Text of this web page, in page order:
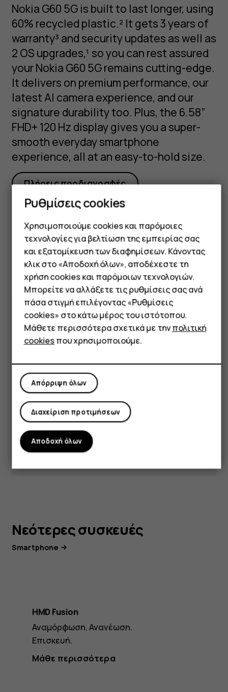
Smartphone
Τηλέφωνα απλής χρήσης
Tablet
Nokia G60 5G is built to last longer, using
60% recycled plastic.² It gets 3 years of
warranty³ and security updates as well as
2 OS upgrades,¹ so you can rest assured
your Nokia G60 5G remains cutting-edge.
It delivers on premium performance, our
latest AI camera experience, and our
signature durability too. Plus, the 6.58”
FHD+ 120 Hz display gives you a super-
smooth everyday smartphone
experience, all at an easy-to-hold size.
Πλήρεις προδιαγραφές
Got questions?
Επισκεφθείτε το κέντρο
υποστήριξής μας για
απαντήσεις και
υποστήριξη.
Λήψη υποστήριξης
Νεότερες συσκευές
Smartphone
HMD Fusion
Αναμόρφωση. Ανανέωση.
Επισκευή.
Μάθε περισσότερα
Ρυθμίσεις cookies
Χρησιμοποιούμε cookies και παρόμοιες
τεχνολογίες για βελτίωση της εμπειρίας σας
και εξατομίκευση των διαφημίσεων. Κάνοντας
κλικ στο «Αποδοχή όλων», αποδέχεστε τη
χρήση cookies και παρόμοιων τεχνολογιών.
Μπορείτε να αλλάξετε τις ρυθμίσεις σας ανά
πάσα στιγμή επιλέγοντας «Ρυθμίσεις
cookies» στο κάτω μέρος του ιστότοπου.
Μάθετε περισσότερα σχετικά με τηνπολιτική
cookiesπου χρησιμοποιούμε.
Απόρριψη όλων
Διαχείριση προτιμήσεων
Αποδοχή όλων